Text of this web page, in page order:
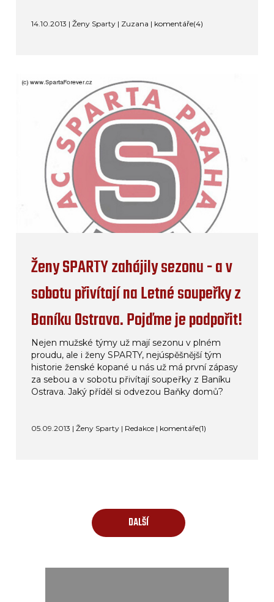
14.10.2013 | Ženy Sparty | Zuzana | komentáře(4)
Ženy SPARTY zahájily sezonu - a v
sobotu přivítají na Letné soupeřky z
Baníku Ostrava. Pojďme je podpořit!
Nejen mužské týmy už mají sezonu v plném
proudu, ale i ženy SPARTY, nejúspěšnější tým
historie ženské kopané u nás už má první zápasy
za sebou a v sobotu přivítají soupeřky z Baníku
Ostrava. Jaký příděl si odvezou Baňky domů?
05.09.2013 | Ženy Sparty | Redakce | komentáře(1)
DALŠÍ